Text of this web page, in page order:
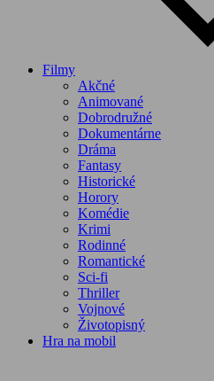
Filmy
Akčné
Animované
Dobrodružné
Dokumentárne
Dráma
Fantasy
Historické
Horory
Komédie
Krimi
Rodinné
Romantické
Sci-fi
Thriller
Vojnové
Životopisný
Hra na mobil